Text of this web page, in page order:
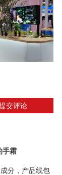
交评论
手霜
分，产品线包